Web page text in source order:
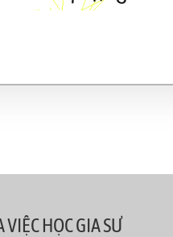
HỌC GIA SƯ